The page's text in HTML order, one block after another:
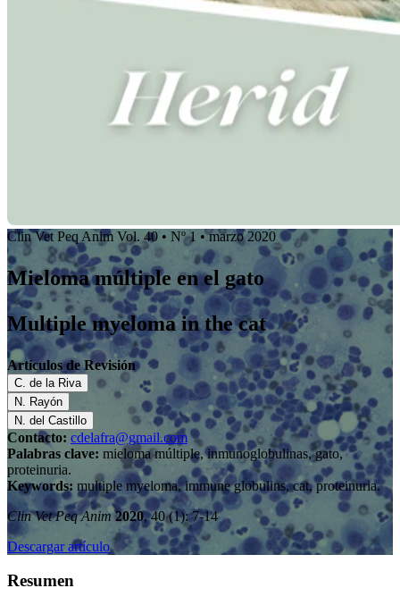
Clin Vet Peq Anim Vol. 40 • Nº 1 • marzo 2020
Mieloma múltiple en el gato
Multiple myeloma in the cat
Artículos de Revisión
C. de la Riva
N. Rayón
N. del Castillo
Contacto: cdelafra@gmail.com
Palabras clave: mieloma múltiple, inmunoglobulinas, gato,
proteinuria.
Keywords: multiple myeloma, immune globulins, cat, proteinuria.
Clin Vet Peq Anim 2020, 40 (1): 7-14
Descargar artículo
Resumen